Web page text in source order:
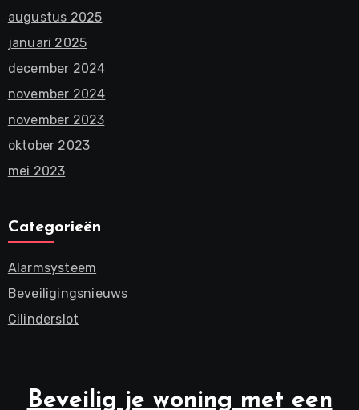
augustus 2025
januari 2025
december 2024
november 2024
november 2023
oktober 2023
mei 2023
Categorieën
Alarmsysteem
Beveiligingsnieuws
Cilinderslot
Beveilig je woning met een